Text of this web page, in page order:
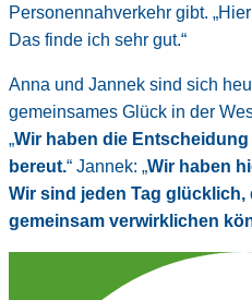
Personennahverkehr gibt.
Das finde ich sehr gut.“
Anna und Jannek sind sich
gemeinsames Glück in der
„Wir haben die
bereut.“ Jannek: „Wir haben
Wir sind jeden Tag glücklich,
gemeinsam verwirklichen